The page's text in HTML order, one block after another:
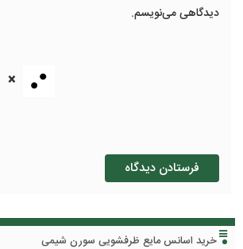
دیدگاهی می‌نویسم.
×
خرید اسانس مایع ظرفشویی سورن شیمی